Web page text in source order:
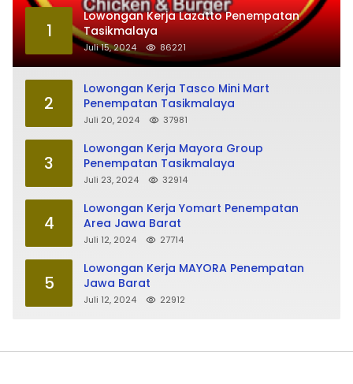
1
Lowongan Kerja Lazatto Penempatan
Tasikmalaya
Juli 15, 2024 86221
2
Lowongan Kerja Tasco Mini Mart
Penempatan Tasikmalaya
Juli 20, 2024 37981
3
Lowongan Kerja Mayora Group
Penempatan Tasikmalaya
Juli 23, 2024 32914
4
Lowongan Kerja Yomart Penempatan
Area Jawa Barat
Juli 12, 2024 27714
5
Lowongan Kerja MAYORA Penempatan
Jawa Barat
Juli 12, 2024 22912